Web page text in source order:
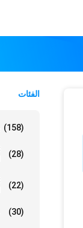
الفئات
(158)
(28)
(22)
(30)